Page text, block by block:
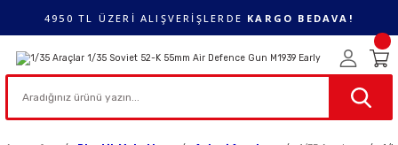
4950 TL ÜZERİ ALIŞVERİŞLERDE KARGO BEDAVA!